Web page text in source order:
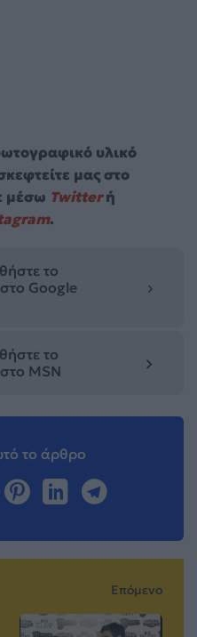
υλικό
μας στο
μέσω Twitterή
.
το
Google
το
MSN
το άρθρο
Επόμενο